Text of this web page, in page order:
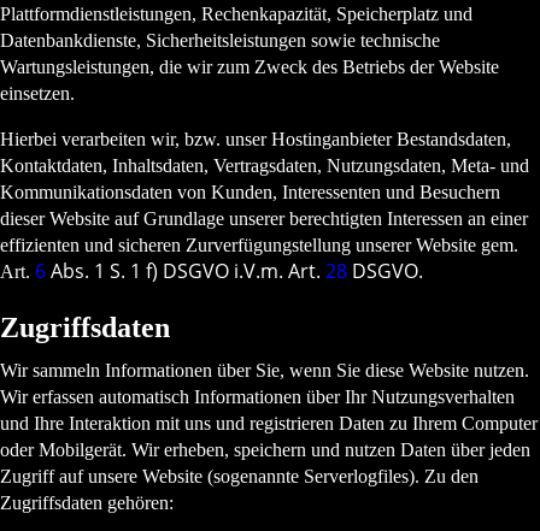
Plattformdienstleistungen, Rechenkapazität, Speicherplatz und
Datenbankdienste, Sicherheitsleistungen sowie technische
Wartungsleistungen, die wir zum Zweck des Betriebs der Website
einsetzen.
Hierbei verarbeiten wir, bzw. unser Hostinganbieter Bestandsdaten,
Kontaktdaten, Inhaltsdaten, Vertragsdaten, Nutzungsdaten, Meta- und
Kommunikationsdaten von Kunden, Interessenten und Besuchern
dieser Website auf Grundlage unserer berechtigten Interessen an einer
effizienten und sicheren Zurverfügungstellung unserer Website gem.
Art. 6Abs. 1 S. 1 f) DSGVO i.V.m. Art. 28 DSGVO.
Zugriffsdaten
Wir sammeln Informationen über Sie, wenn Sie diese Website nutzen.
Wir erfassen automatisch Informationen über Ihr Nutzungsverhalten
und Ihre Interaktion mit uns und registrieren Daten zu Ihrem Computer
oder Mobilgerät. Wir erheben, speichern und nutzen Daten über jeden
Zugriff auf unsere Website (sogenannte Serverlogfiles). Zu den
Zugriffsdaten gehören: